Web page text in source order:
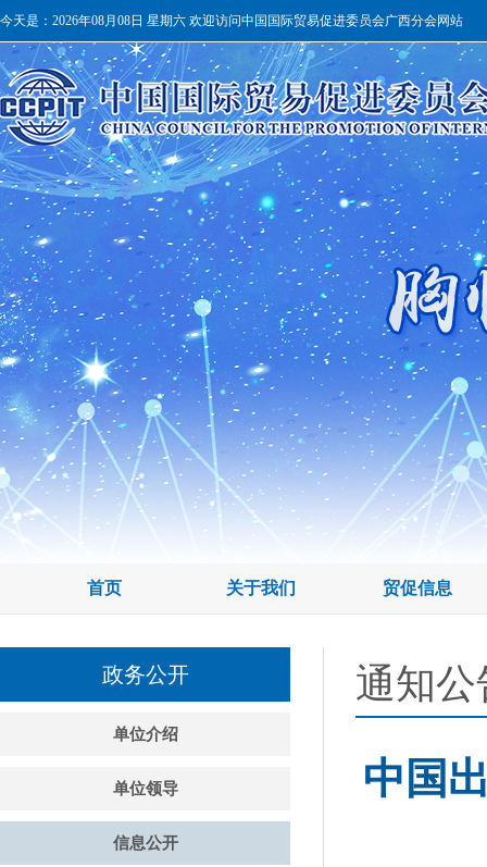
今天是： 2026年08月08日 星期六 欢迎访问中国国际贸易促进委员会广西分会网站
首页 关于我们 贸促信息
政务公开
单位介绍
单位领导
信息公开
通知公
中国